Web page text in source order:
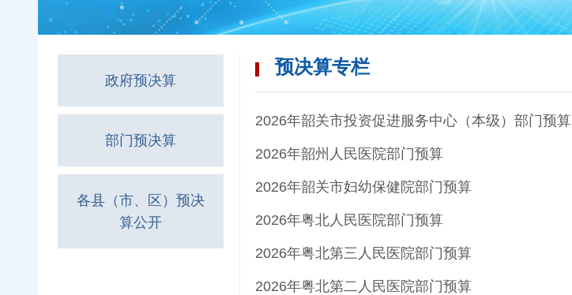
政府预决算
部门预决算
各县（市、区）预决
算公开
预决算专栏
2026年韶关市投资促进服务中心（本级）部门预算
2026年韶州人民医院部门预算
2026年韶关市妇幼保健院部门预算
2026年粤北人民医院部门预算
2026年粤北第三人民医院部门预算
2026年粤北第二人民医院部门预算